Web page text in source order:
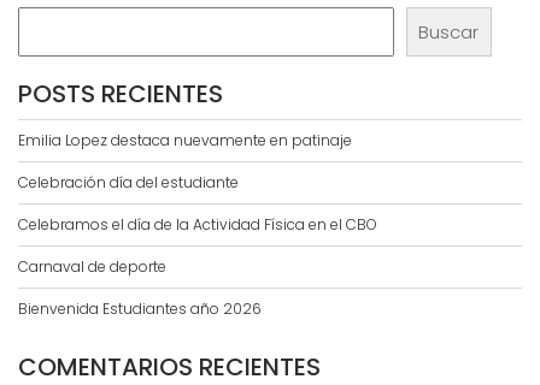
Buscar
POSTS RECIENTES
Emilia Lopez destaca nuevamente en patinaje
Celebración día del estudiante
Celebramos el día de la Actividad Física en el CBO
Carnaval de deporte
Bienvenida Estudiantes año 2026
COMENTARIOS RECIENTES